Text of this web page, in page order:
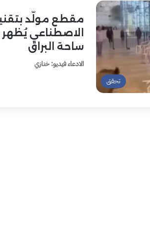
تحقق
مقطع مولّد
الاصطناعي يُظهر
ساحة البراق
الادعاء فيديو: خنازي